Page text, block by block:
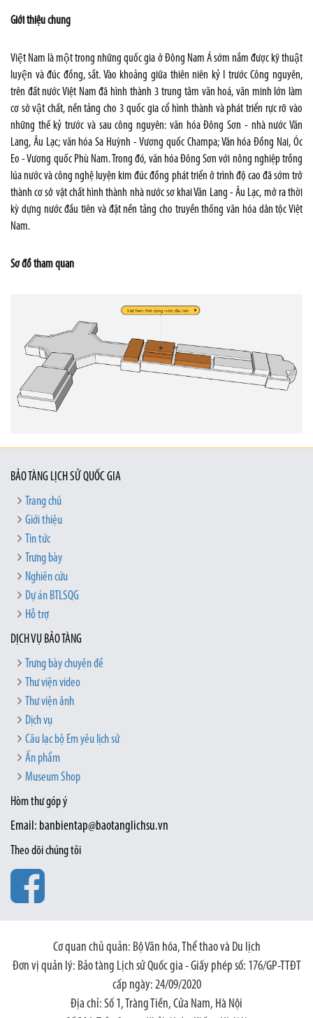
Giới thiệu chung
Việt Nam là một trong những quốc gia ở Đông Nam Á sớm nắm được kỹ thuật
luyện và đúc đồng, sắt. Vào khoảng giữa thiên niên kỷ I trước Công nguyên,
trên đất nước Việt Nam đã hình thành 3 trung tâm văn hoá, văn minh lớn làm
cơ sở vật chất, nền tảng cho 3 quốc gia cổ hình thành và phát triển rực rỡ vào
những thế kỷ trước và sau công nguyên: văn hóa Đông Sơn - nhà nước Văn
Lang, Âu Lạc; văn hóa Sa Huỳnh - Vương quốc Champa; Văn hóa Đồng Nai, Óc
Eo - Vương quốc Phù Nam. Trong đó, văn hóa Đông Sơn với nông nghiệp trồng
lúa nước và công nghệ luyện kim đúc đồng phát triển ở trình độ cao đã sớm trở
thành cơ sở vật chất hình thành nhà nước sơ khai Văn Lang - Âu Lạc, mở ra thời
kỳ dựng nước đầu tiên và đặt nền tảng cho truyền thống văn hóa dân tộc Việt
Nam.
Sơ đồ tham quan
BẢO TÀNG LỊCH SỬ QUỐC GIA
Trang chủ
Giới thiệu
Tin tức
Trưng bày
Nghiên cứu
Dự án BTLSQG
Hỗ trợ
DỊCH VỤ BẢO TÀNG
Trưng bày chuyên đề
Thư viện video
Thư viện ảnh
Dịch vụ
Câu lạc bộ Em yêu lịch sử
Ấn phẩm
Museum Shop
Hòm thư góp ý
Email: banbientap@baotanglichsu.vn
Theo dõi chúng tôi
Cơ quan chủ quản: Bộ Văn hóa, Thể thao và Du lịch
Đơn vị quản lý: Bảo tàng Lịch sử Quốc gia - Giấy phép số: 176/GP-TTĐT
cấp ngày: 24/09/2020
Địa chỉ: Số 1, Tràng Tiền, Cửa Nam, Hà Nội